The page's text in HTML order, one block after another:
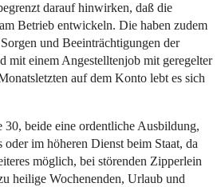
darauf hinwirken, daß die
Betrieb entwickeln. Die haben zudem
und Beeinträchtigungen der
mit einem Angestelltenjob mit geregelter
auf dem Konto lebt es sich
beide eine ordentliche Ausbildung,
im höheren Dienst beim Staat, da
möglich, bei störenden Zipperlein
heilige Wochenenden, Urlaub und